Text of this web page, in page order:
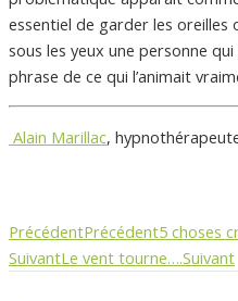
essentiel de garder les oreilles
sous les yeux une personne
phrase de ce qui l’animait
Alain Marillac,
PrécédentPrécédent5 choses
SuivantLe vent tourne….Suivant